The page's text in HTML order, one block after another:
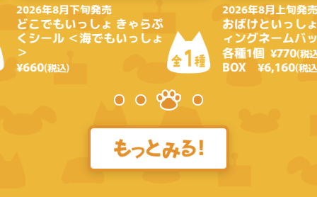
全1 種
2026年8月上旬発売
おばけといっしょ トレーデ
ィングネームバッジ
BOX ¥6,160 全8種
2026年8
おばけ
¥5,500(